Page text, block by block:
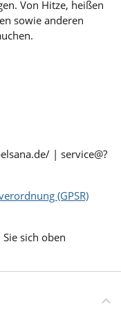
Von Hitze, heißen
sowie anderen
| ser­vice@?
(GPSR)
sich oben